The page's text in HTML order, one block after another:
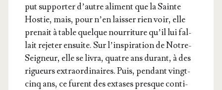
put sup­por­ter d’autre ali­ment que la Sainte
Hos­tie, mais, pour n’en lais­ser rien voir, elle
pre­nait à table quelque nour­ri­ture qu’il lui fal­
lait reje­ter ensuite. Sur l’ins­pi­ra­tion de Notre-
Sei­gneur, elle se livra, quatre ans durant, à des
rigueurs extra­or­di­naires. Puis, pen­dant vingt-
cinq ans, ce furent des extases presque conti­